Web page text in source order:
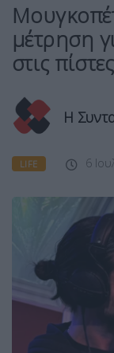
μέτρηση
στις
Η
LIFE 6